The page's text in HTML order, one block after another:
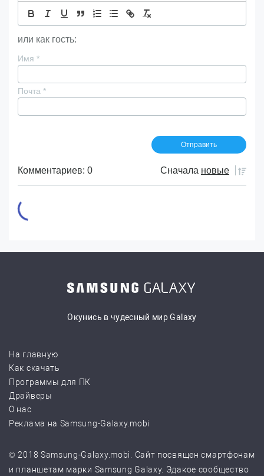
или как гость:
Имя *
Почта *
Комментариев: 0 Сначала новые
Окунись в чудесный мир Galaxy
На главную
Как скачать
Программы для ПК
Драйверы
О нас
Реклама на Samsung-Galaxy.mobi
© 2018 Samsung-Galaxy.mobi. Сайт посвящен смартфонам
и планшетам марки Samsung Galaxy. Эдакое сообщество